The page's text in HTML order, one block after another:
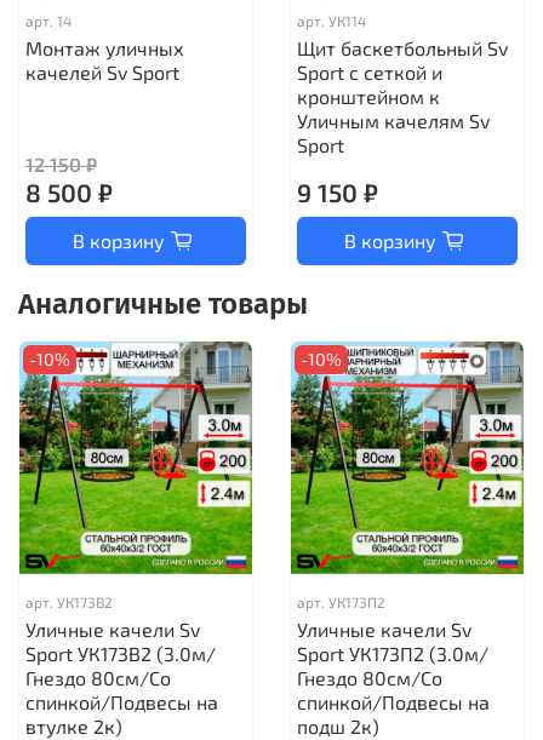
арт. 14
Монтаж уличных
качелей Sv Sport
12 150 ₽
8 500 ₽
В корзину
арт. УК114
Щит баскетбольный Sv
Sport c сеткой и
кронштейном к
Уличным качелям Sv
Sport
9 150 ₽
В корзину
Аналогичные товары
-10%
арт. УК173В2
Уличные качели Sv
Sport УК173В2 (3.0м/
Гнездо 80см/Со
спинкой/Подвесы на
втулке 2к)
-10%
арт. УК173П2
Уличные качели Sv
Sport УК173П2 (3.0м/
Гнездо 80см/Со
спинкой/Подвесы на
подш 2к)